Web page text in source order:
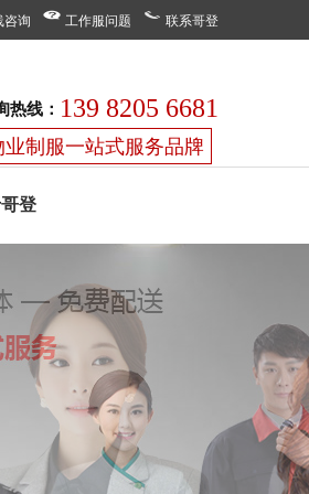
咨询 工作服问题 联系哥登
热线： 139 8205 6681
业制服一站式服务品牌
登